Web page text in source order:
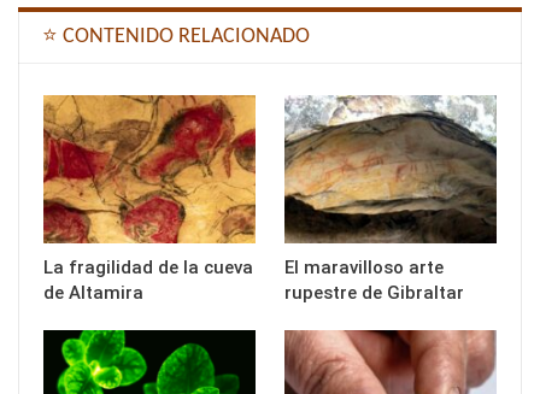
⭐ CONTENIDO RELACIONADO
La fragilidad de la cueva
de Altamira
El maravilloso arte
rupestre de Gibraltar